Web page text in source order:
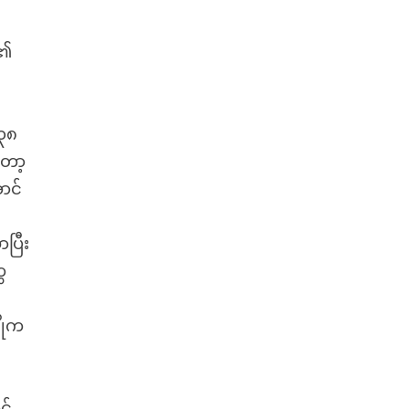
၈
ာ့
င်
ြီး
က